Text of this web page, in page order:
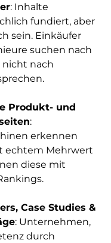
: Inhalte
fundiert, aber
sein. Einkäufer
suchen nach
nicht nach
Produkt- und
:
erkennen
echtem Mehrwert
diese mit
Case Studies &
: Unternehmen,
durch